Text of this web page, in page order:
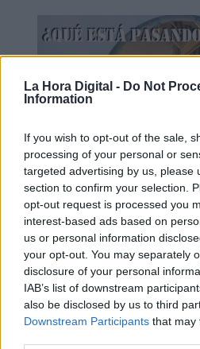
La Hora Digital - Do Not
Information
If you wish to opt-out of the sale,
processing of your personal or
targeted advertising by us, please
section to confirm your selection.
opt-out request is processed you
interest-based ads based on
us or personal information
your opt-out. You may separately
disclosure of your personal
IAB’s list of downstream
also be disclosed by us to third
Downstream Participants that may
¿QUÉ ESTÁ
MUNDO? |
coordinación y